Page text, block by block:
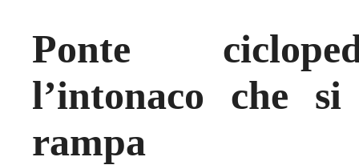
Ponte
l’intonaco che
rampa